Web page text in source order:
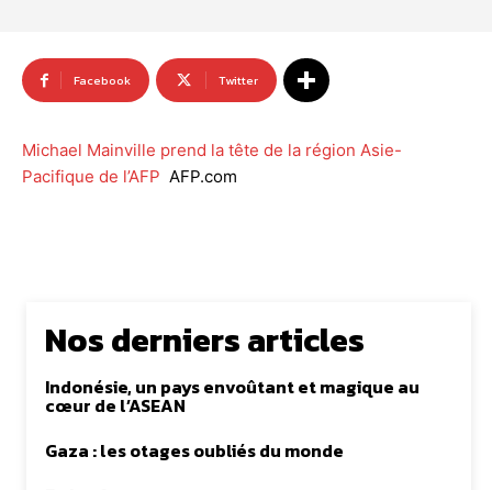
Facebook Twitter
Michael Mainville prend la tête de la région Asie-
Pacifique de l’AFP AFP.com
Nos derniers articles
Indonésie, un pays envoûtant et magique au
cœur de l’ASEAN
Gaza : les otages oubliés du monde